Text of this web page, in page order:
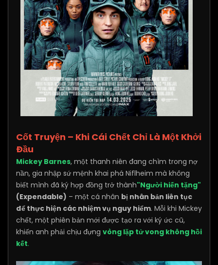
Cốt Truyện – Khi Cái Chết Chỉ Là Một Khởi
Đầu
Mickey Barnes, một thanh niên đang chìm trong nợ
nần, gia nhập sứ mệnh khai phá Niflheim mà không
biết mình đã ký hợp đồng trở thành"Người hiến tặng"
(Expendable) – một cá nhân bị nhân bản liên tục
để thực hiện các nhiệm vụ nguy hiểm. Mỗi khi Mickey
chết, một phiên bản mới được tạo ra với ký ức cũ,
khiến anh phải chịu đựng vòng lặp tử vong không hồi
kết.